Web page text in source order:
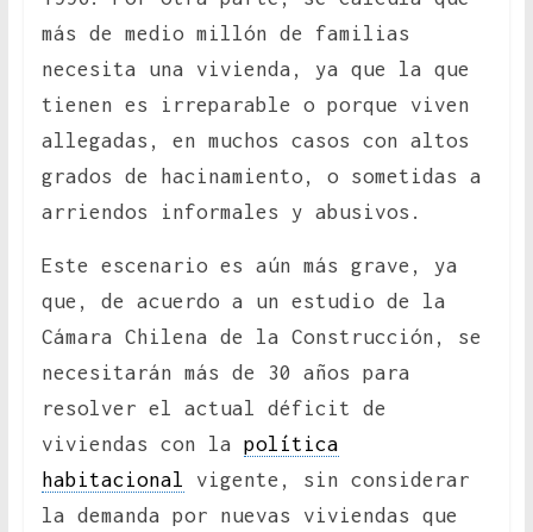
más de medio millón de familias
necesita una vivienda, ya que la que
tienen es irreparable o porque viven
allegadas, en muchos casos con altos
grados de hacinamiento, o sometidas a
arriendos informales y abusivos.
Este escenario es aún más grave, ya
que, de acuerdo a un estudio de la
Cámara Chilena de la Construcción, se
necesitarán más de 30 años para
resolver el actual déficit de
viviendas con la política
habitacional vigente, sin considerar
la demanda por nuevas viviendas que